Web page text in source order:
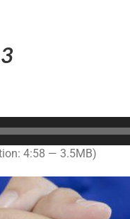
4:58 — 3.5MB)